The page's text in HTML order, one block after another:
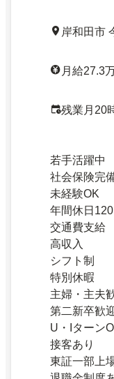
岸和田市
月給27.3
残業月20
若手活躍中
社会保険完
未経験OK
年間休日
交通費支給
高収入
シフト制
特別休暇
主婦・主夫
第二新卒歓
U・Iターン
接客あり
東証一部上